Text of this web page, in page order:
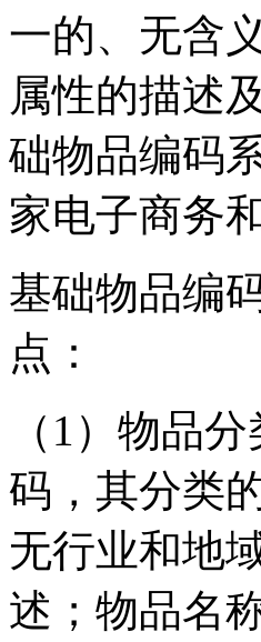
一的、无含
属性的描述
础物品编码
家电子商务
基础物品编
点：
（1）物品
码，其分类
无行业和地
述；物品名